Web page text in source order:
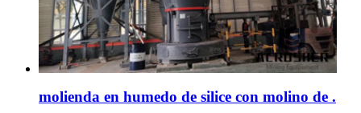
molienda en humedo de silice con molino de .